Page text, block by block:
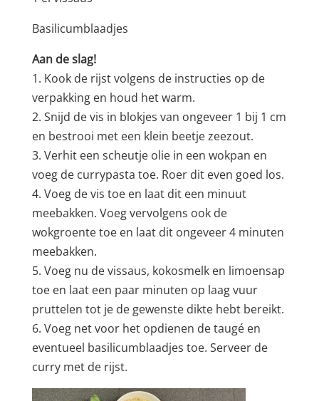
Basilicumblaadjes
Aan de slag!
1. Kook de rijst volgens de instructies op de
verpakking en houd het warm.
2. Snijd de vis in blokjes van ongeveer 1 bij 1 cm
en bestrooi met een klein beetje zeezout.
3. Verhit een scheutje olie in een wokpan en
voeg de currypasta toe. Roer dit even goed los.
4. Voeg de vis toe en laat dit een minuut
meebakken. Voeg vervolgens ook de
wokgroente toe en laat dit ongeveer 4 minuten
meebakken.
5. Voeg nu de vissaus, kokosmelk en limoensap
toe en laat een paar minuten op laag vuur
pruttelen tot je de gewenste dikte hebt bereikt.
6. Voeg net voor het opdienen de taugé en
eventueel basilicumblaadjes toe. Serveer de
curry met de rijst.